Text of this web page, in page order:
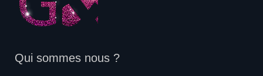
Qui sommes nous ?